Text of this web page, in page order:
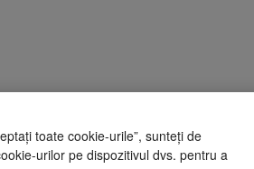
toate cookie-urile”, sunteți de
urilor pe dispozitivul dvs. pentru a